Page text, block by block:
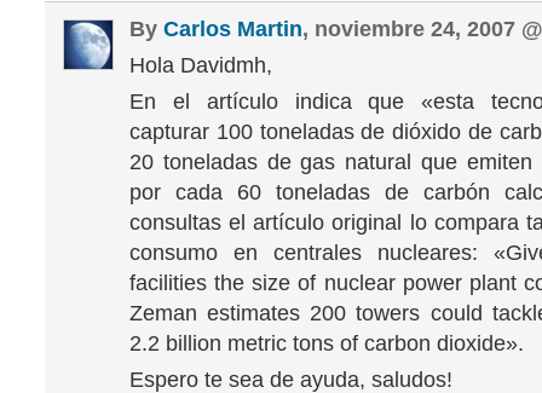
By Carlos Martin, noviembre 24, 2007
Hola Davidmh,
En el artículo indica que «esta
capturar 100 toneladas de dióxido de
20 toneladas de gas natural que emiten
por cada 60 toneladas de carbón
consultas el artículo original lo compara
consumo en centrales nucleares:
facilities the size of nuclear power plant
Zeman estimates 200 towers could
2.2 billion metric tons of carbon dioxide».
Espero te sea de ayuda, saludos!